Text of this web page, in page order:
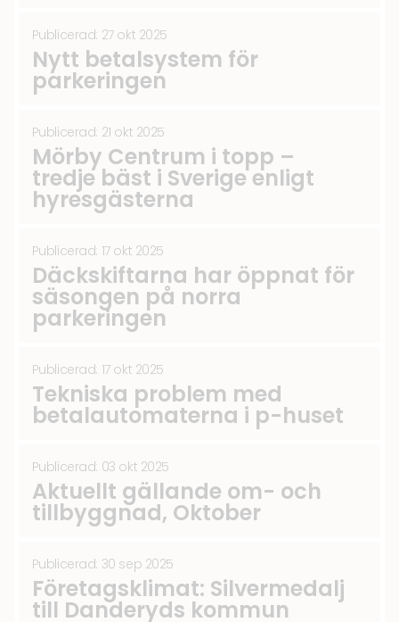
Publicerad: 27 okt 2025
Nytt betalsystem för
parkeringen
Publicerad: 21 okt 2025
Mörby Centrum i topp –
tredje bäst i Sverige enligt
hyresgästerna
Publicerad: 17 okt 2025
Däckskiftarna har öppnat för
säsongen på norra
parkeringen
Publicerad: 17 okt 2025
Tekniska problem med
betalautomaterna i p-huset
Publicerad: 03 okt 2025
Aktuellt gällande om- och
tillbyggnad, Oktober
Publicerad: 30 sep 2025
Företagsklimat: Silvermedalj
till Danderyds kommun